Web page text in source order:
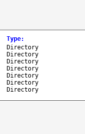
Type:
Directory
Directory
Directory
Directory
Directory
Directory
Directory